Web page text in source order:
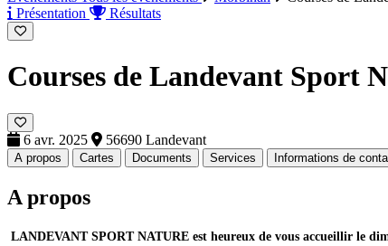
Présentation
Résultats
Courses de Landevant Sport
6 avr. 2025 56690 Landevant
A propos Cartes Documents Services Informations de
A propos
LANDEVANT SPORT NATURE est heureux de vous accueillir le